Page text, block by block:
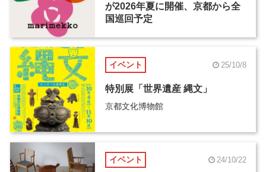
が2026年夏に開催、京都から全
国巡回予定
イベント 25/10/8
特別展「世界遺産 縄文」
京都文化博物館
イベント 24/10/22